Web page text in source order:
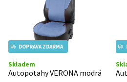
DOPRAVA ZDARMA
Skladem
Autopotahy VERONA modrá